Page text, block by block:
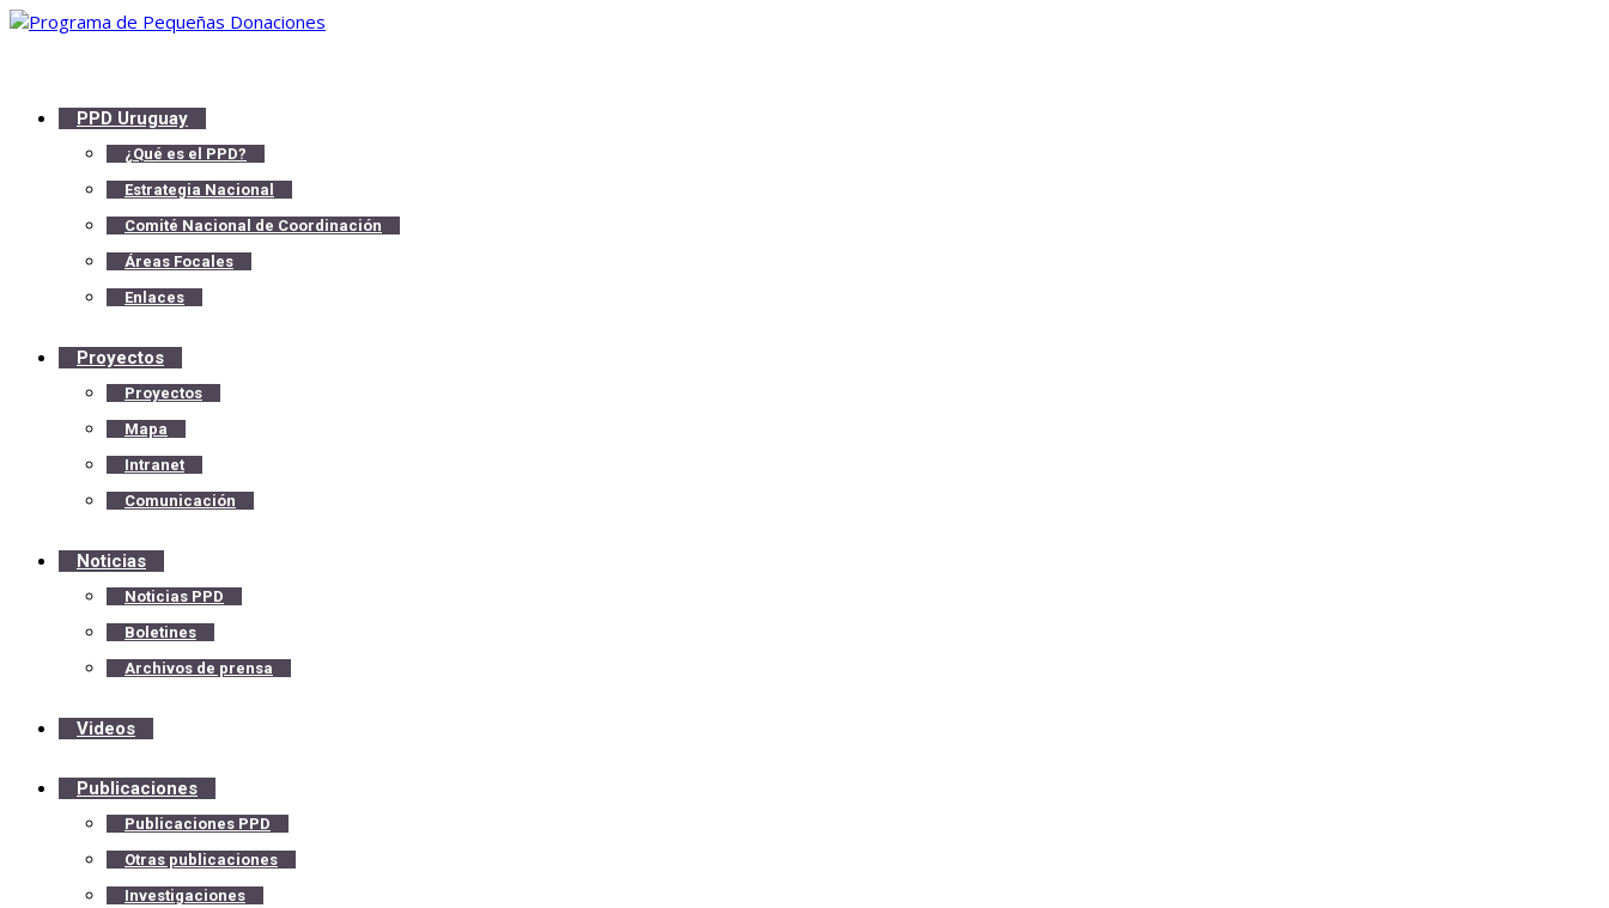
PPD Uruguay
¿Qué es el PPD?
Estrategia Nacional
Comité Nacional de Coordinación
Áreas Focales
Enlaces
Proyectos
Proyectos
Mapa
Intranet
Comunicación
Noticias
Noticias PPD
Boletines
Archivos de prensa
Videos
Publicaciones
Publicaciones PPD
Otras publicaciones
Investigaciones